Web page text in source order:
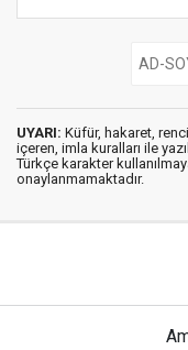
UYARI: Küfür, hakaret,
içeren, imla kuralları ile
Türkçe karakter
onaylanmamaktadır.